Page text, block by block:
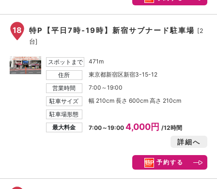
18 特P【平日7時-19時】新宿サブナード駐車場 [2
台]
スポットまで
471m
住所
東京都新宿区新宿3-15-12
営業時間
7:00～19:00
駐車サイズ
幅 210cm 長さ 600cm 高さ 210cm
駐車場形態
最大料金
7:00～19:004,000円/12時間
詳細へ
予約する